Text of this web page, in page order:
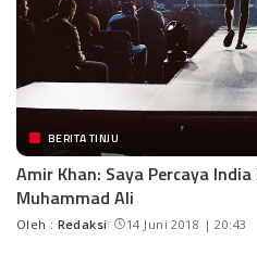
BERITA TINJU
Amir Khan: Saya Percaya
Muhammad Ali
Oleh : Redaksi 14 Juni 2018 | 20:43